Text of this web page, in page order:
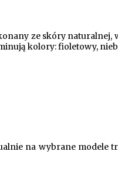
ze skóry naturalnej,
kolory: fioletowy,
na wybrane modele